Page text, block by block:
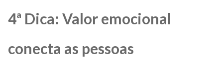
4ª Dica: Valor emocional
conecta as pessoas